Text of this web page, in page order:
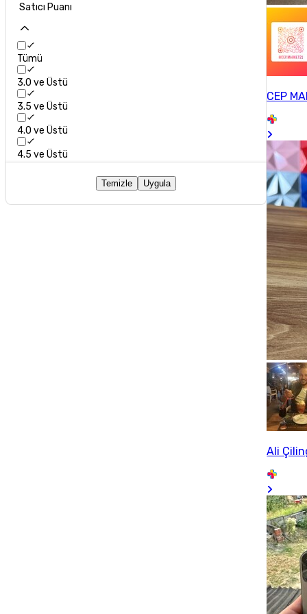
Satıcı Puanı
Tümü
3.0 ve Üstü
3.5 ve Üstü
4.0 ve Üstü
4.5 ve Üstü
Temizle Uygula
CEP
Ali